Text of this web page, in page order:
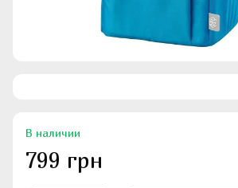
В наличии
799 грн